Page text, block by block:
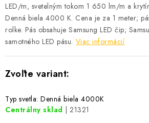
Obchodné podmienky
Podmienky
O nás - MEGALED & JANTON Zákamenné
Zľavy pre profíkov
Hodnotenie obchodu
LED/m, svetelným tokom 1 650 lm/m a
Denná biela 4000 K. Cena je za 1 meter;
rolke. Pás obsahuje Samsung LED čip;
samotného LED pásu. Viac informácií
Typ svetla: Denná biela 4000K
Centrálny sklad
| 21321